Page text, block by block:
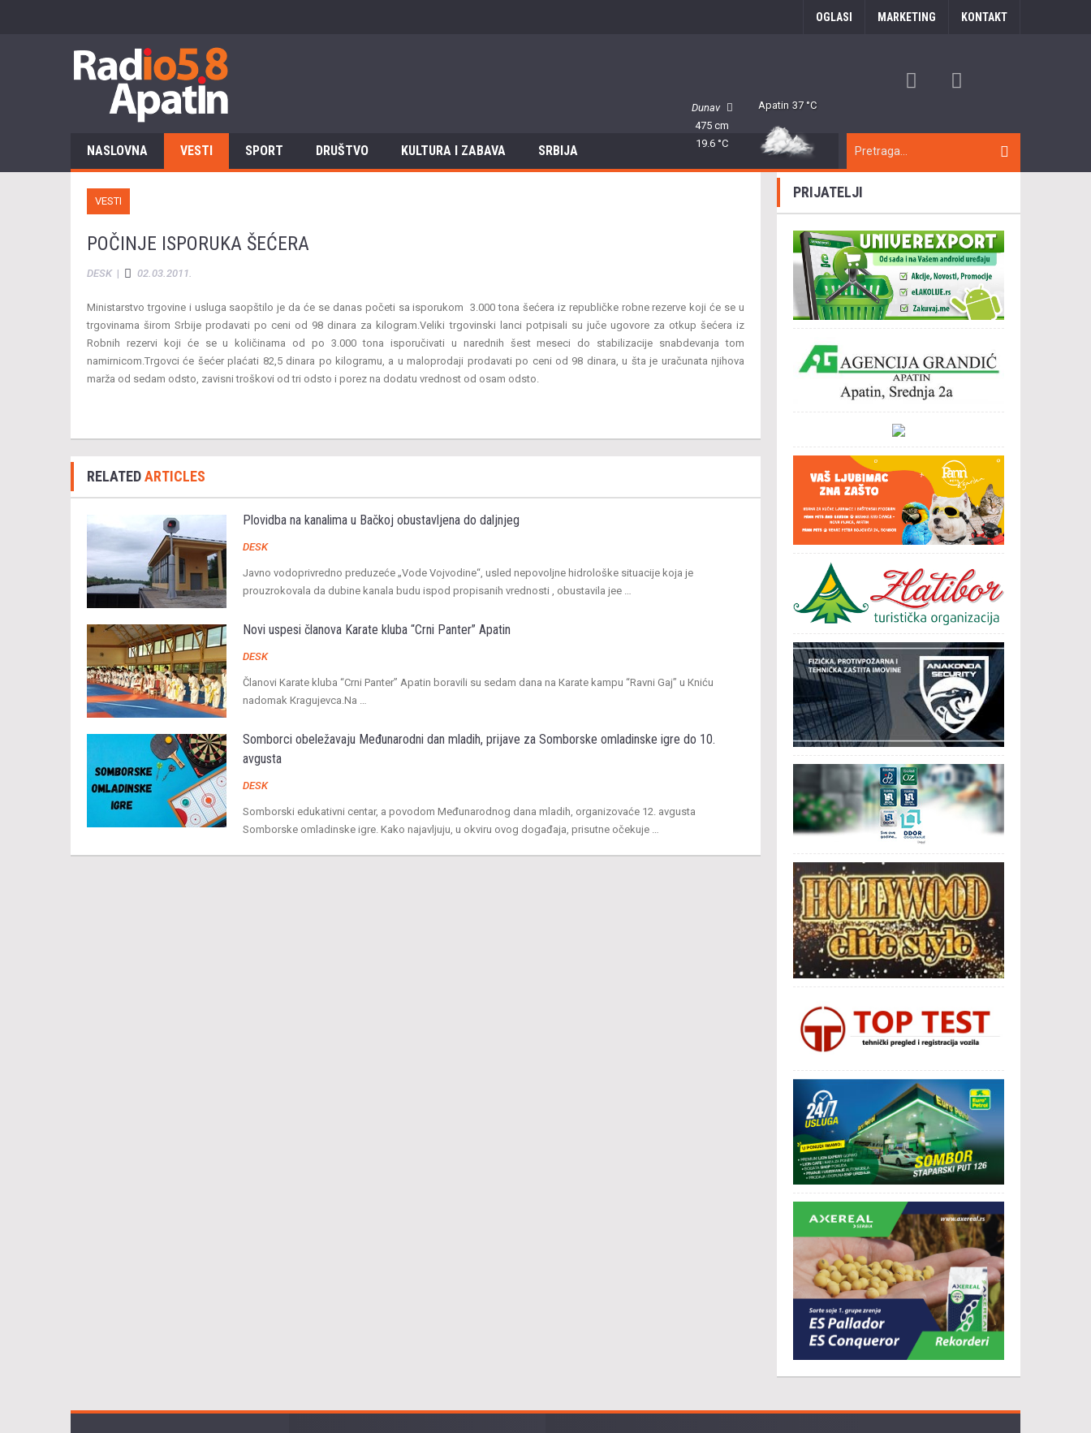
OGLASI MARKETING KONTAKT
Dunav
475 cm
19.6 °C
Apatin 37 °C
NASLOVNA VESTI SPORT DRUŠTVO KULTURA I ZABAVA SRBIJA
VESTI
POČINJE ISPORUKA ŠEĆERA
DESK| 02.03.2011.
Ministarstvo trgovine i usluga saopštilo je da će se danas početi sa isporukom 3.000 tona šećera iz republičke robne rezerve koji će se u
trgovinama širom Srbije prodavati po ceni od 98 dinara za kilogram.Veliki trgovinski lanci potpisali su juče ugovore za otkup šećera iz
Robnih rezervi koji će se u količinama od po 3.000 tona isporučivati u narednih šest meseci do stabilizacije snabdevanja tom
namirnicom.Trgovci će šećer plaćati 82,5 dinara po kilogramu, a u maloprodaji prodavati po ceni od 98 dinara, u šta je uračunata njihova
marža od sedam odsto, zavisni troškovi od tri odsto i porez na dodatu vrednost od osam odsto.
RELATEDARTICLES
Plovidba na kanalima u Bačkoj obustavljena do daljnjeg
DESK
Javno vodoprivredno preduzeće „Vode Vojvodine“, usled nepovoljne hidrološke situacije koja je
prouzrokovala da dubine kanala budu ispod propisanih vrednosti , obustavila jee …
Novi uspesi članova Karate kluba “Crni Panter” Apatin
DESK
Članovi Karate kluba “Crni Panter” Apatin boravili su sedam dana na Кarate kampu “Ravni Gaj” u Кniću
nadomak Кragujevca.Na …
Somborci obeležavaju Međunarodni dan mladih, prijave za Somborske omladinske igre do 10.
avgusta
DESK
Somborski edukativni centar, a povodom Međunarodnog dana mladih, organizovaće 12. avgusta
Somborske omladinske igre. Kako najavljuju, u okviru ovog događaja, prisutne očekuje …
PRIJATELJI